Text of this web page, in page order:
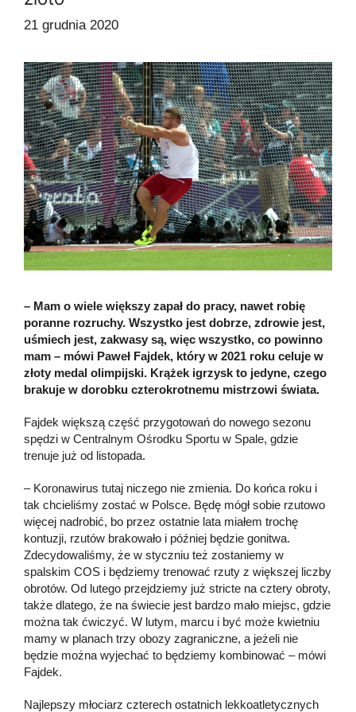
21 grudnia 2020
– Mam o wiele większy zapał do pracy, nawet robię
poranne rozruchy. Wszystko jest dobrze, zdrowie jest,
uśmiech jest, zakwasy są, więc wszystko, co powinno
mam – mówi Paweł Fajdek, który w 2021 roku celuje w
złoty medal olimpijski. Krążek igrzysk to jedyne, czego
brakuje w dorobku czterokrotnemu mistrzowi świata.
Fajdek większą część przygotowań do nowego sezonu
spędzi w Centralnym Ośrodku Sportu w Spale, gdzie
trenuje już od listopada.
– Koronawirus tutaj niczego nie zmienia. Do końca roku i
tak chcieliśmy zostać w Polsce. Będę mógł sobie rzutowo
więcej nadrobić, bo przez ostatnie lata miałem trochę
kontuzji, rzutów brakowało i później będzie gonitwa.
Zdecydowaliśmy, że w styczniu też zostaniemy w
spalskim COS i będziemy trenować rzuty z większej liczby
obrotów. Od lutego przejdziemy już stricte na cztery obroty,
także dlatego, że na świecie jest bardzo mało miejsc, gdzie
można tak ćwiczyć. W lutym, marcu i być może kwietniu
mamy w planach trzy obozy zagraniczne, a jeżeli nie
będzie można wyjechać to będziemy kombinować – mówi
Fajdek.
Najlepszy młociarz czterech ostatnich lekkoatletycznych